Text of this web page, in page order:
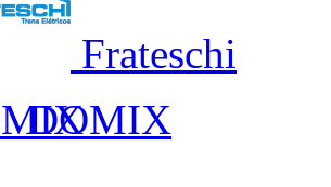
Frateschi
DOMIX